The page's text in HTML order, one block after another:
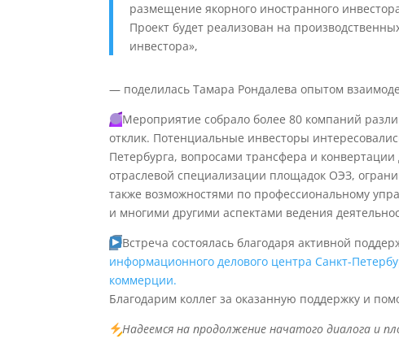
размещение якорного иностранного
Проект будет реализован на
инвестора»,
— поделилась Тамара Рондалева опытом
Мероприятие собрало более 80 компаний
отклик. Потенциальные инвесторы
Петербурга, вопросами трансфера и
отраслевой специализации площадок ОЭЗ,
также возможностями по профессиональному
и многими другими аспектами ведения
Встреча состоялась благодаря активной
информационного делового центра Санкт-
коммерции.
Благодарим коллег за оказанную поддержку и
Надеемся на продолжение начатого диалога и